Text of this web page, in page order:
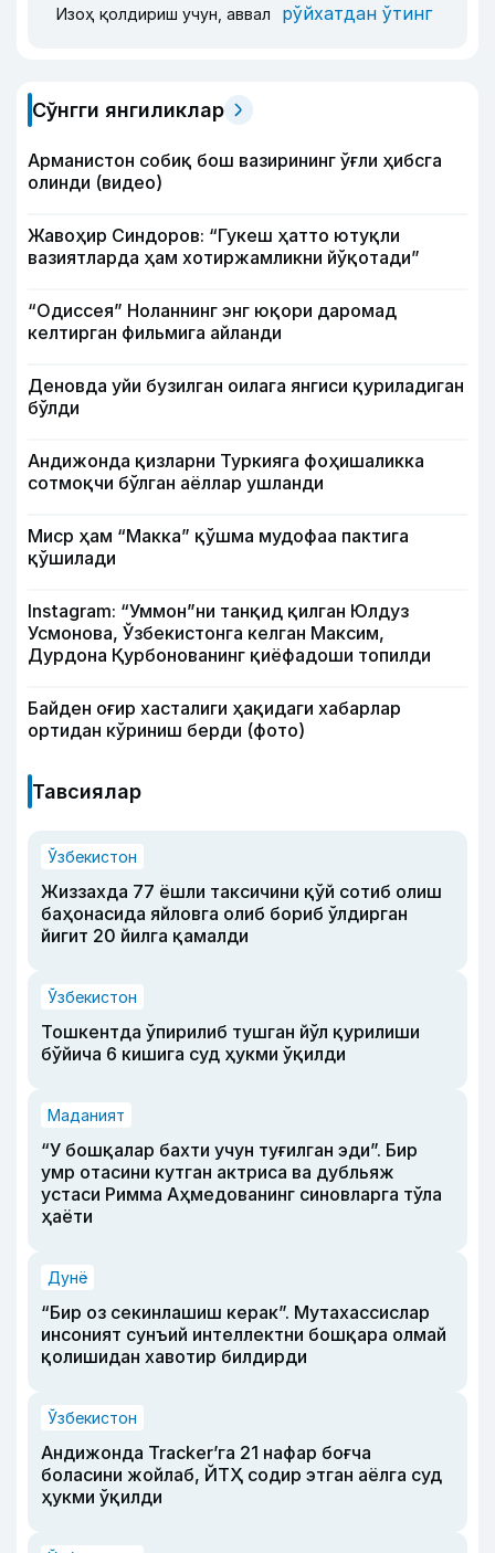
Изоҳ қолдириш учун, аввал рўйхатдан ўтинг
Сўнгги янгиликлар
Арманистон собиқ бош вазирининг ўғли ҳибсга
олинди (видео)
Жавоҳир Синдоров: “Гукеш ҳатто ютуқли
вазиятларда ҳам хотиржамликни йўқотади”
“Одиссея” Ноланнинг энг юқори даромад
келтирган фильмига айланди
Деновда уйи бузилган оилага янгиси қуриладиган
бўлди
Андижонда қизларни Туркияга фоҳишаликка
сотмоқчи бўлган аёллар ушланди
Миср ҳам “Макка” қўшма мудофаа пактига
қўшилади
Instagram: “Уммон”ни танқид қилган Юлдуз
Усмонова, Ўзбекистонга келган Максим,
Дурдона Қурбонованинг қиёфадоши топилди
Байден оғир хасталиги ҳақидаги хабарлар
ортидан кўриниш берди (фото)
Тавсиялар
Ўзбекистон
Жиззахда 77 ёшли таксичини қўй сотиб олиш
баҳонасида яйловга олиб бориб ўлдирган
йигит 20 йилга қамалди
Ўзбекистон
Тошкентда ўпирилиб тушган йўл қурилиши
бўйича 6 кишига суд ҳукми ўқилди
Маданият
“У бошқалар бахти учун туғилган эди”. Бир
умр отасини кутган актриса ва дубльяж
устаси Римма Аҳмедованинг синовларга тўла
ҳаёти
Дунё
“Бир оз секинлашиш керак”. Мутахассислар
инсоният сунъий интеллектни бошқара олмай
қолишидан хавотир билдирди
Ўзбекистон
Андижонда Tracker’га 21 нафар боғча
боласини жойлаб, ЙТҲ содир этган аёлга суд
ҳукми ўқилди